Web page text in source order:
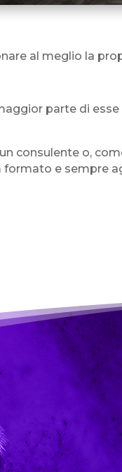
al meglio la
parte di
consulente o,
e sempre